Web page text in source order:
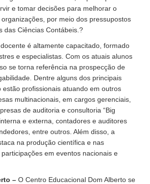
e tomar decisões para melhorar o
por meio dos pressupostos
das Ciências Contábeis.?
é altamente capacitado, formado
e especialistas. Com os atuais alunos
se torna referência na prospecção de
Dentre alguns dos principais
estão profissionais atuando em outros
multinacionais, em cargos gerenciais,
de auditoria e consultoria “Big
e externa, contadores e auditores
entre outros. Além disso, a
na produção científica e nas
em eventos nacionais e
– O Centro Educacional Dom Alberto se